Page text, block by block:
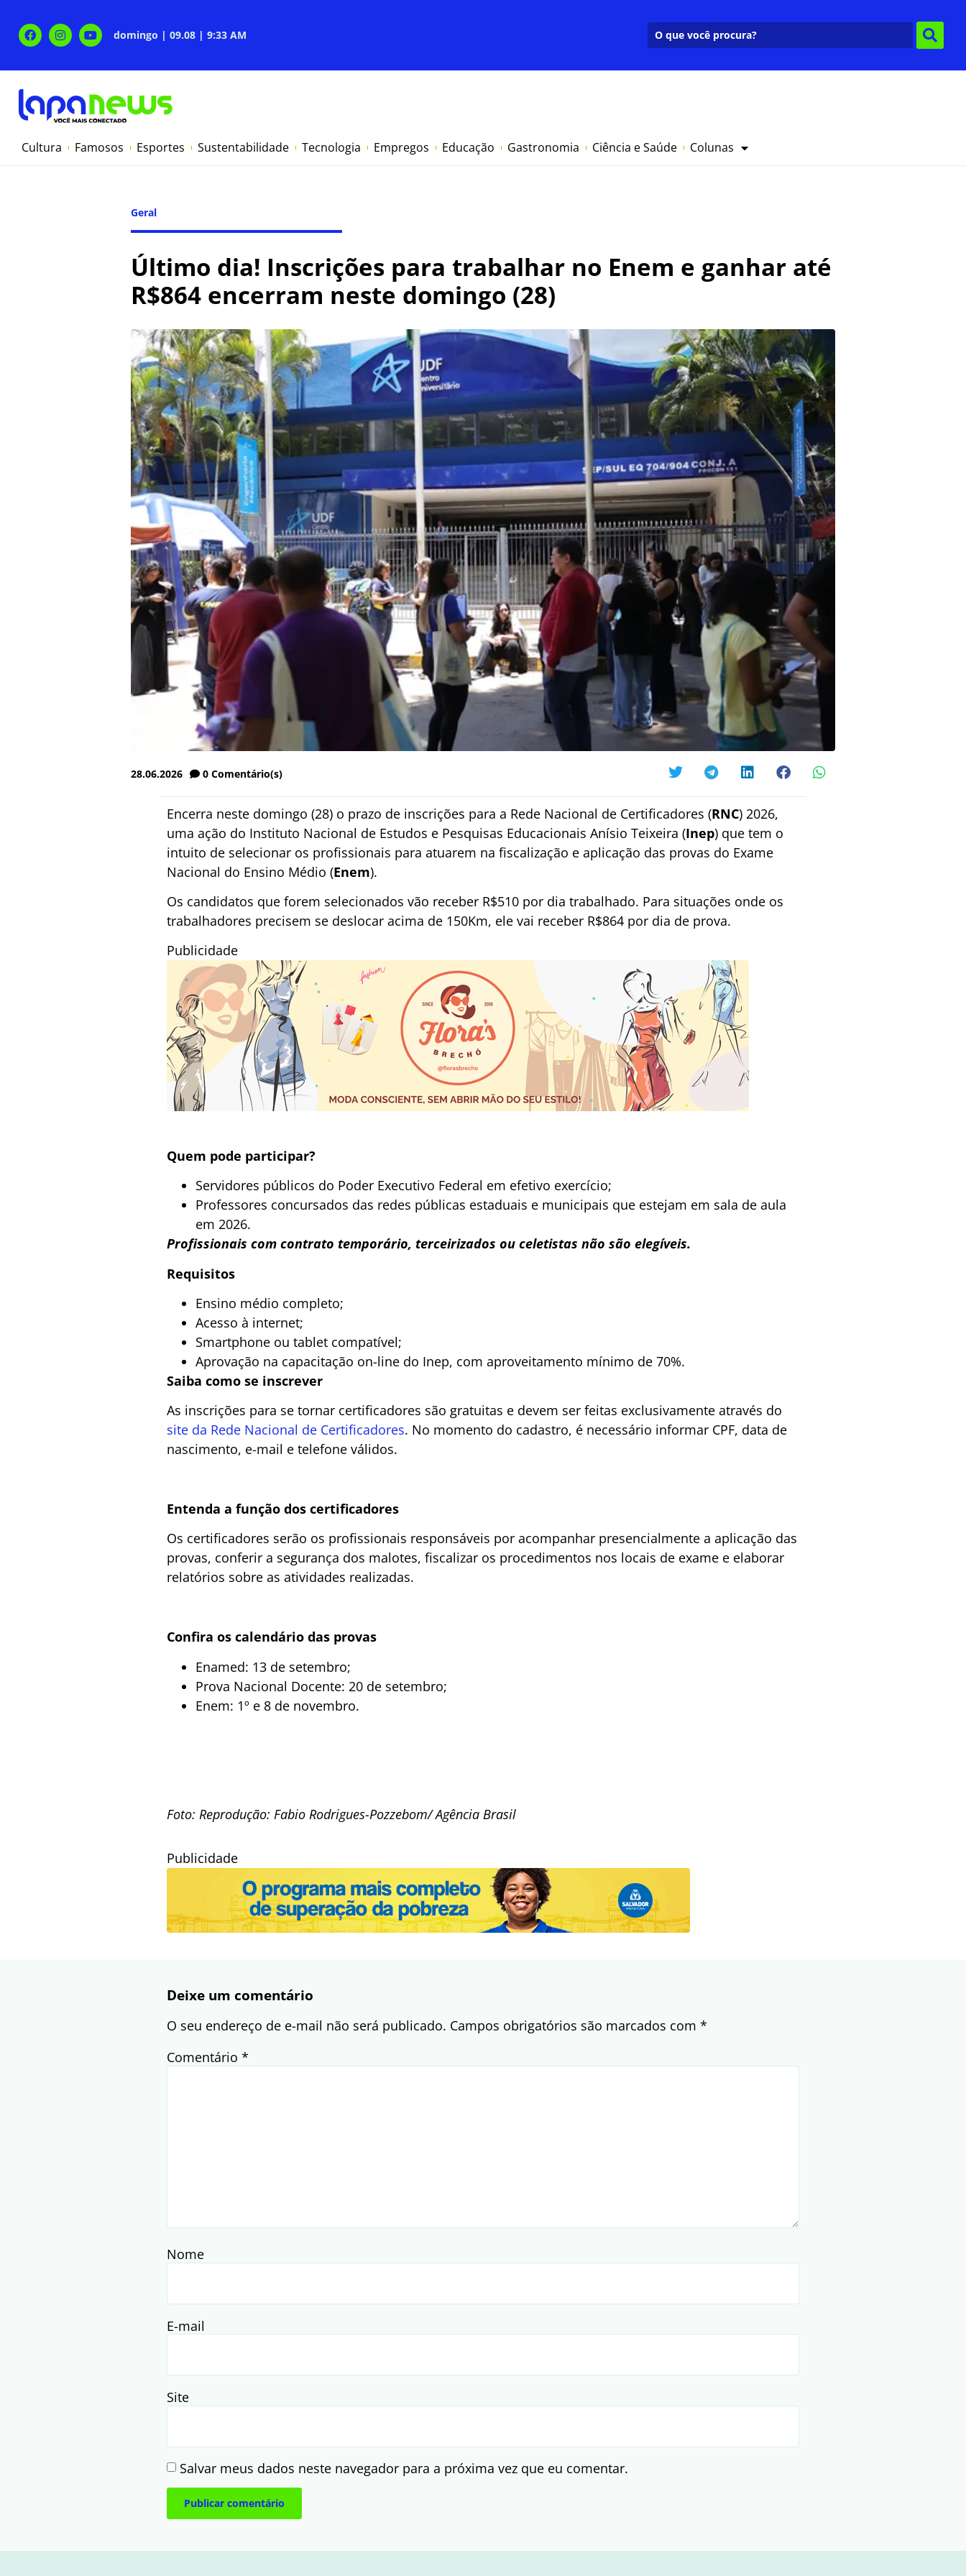
domingo | 09.08 | 9:33 AM
Cultura Famosos Esportes Sustentabilidade Tecnologia Empregos Educação Gastronomia Ciência e Saúde Colunas
Geral
Último dia! Inscrições para trabalhar no Enem e ganhar até
R$864 encerram neste domingo (28)
28.06.2026 0 Comentário(s)
Encerra neste domingo (28) o prazo de inscrições para a Rede Nacional de Certificadores (RNC) 2026,
uma ação do Instituto Nacional de Estudos e Pesquisas Educacionais Anísio Teixeira (Inep) que tem o
intuito de selecionar os profissionais para atuarem na fiscalização e aplicação das provas do Exame
Nacional do Ensino Médio (Enem).
Os candidatos que forem selecionados vão receber R$510 por dia trabalhado. Para situações onde os
trabalhadores precisem se deslocar acima de 150Km, ele vai receber R$864 por dia de prova.
Publicidade
Quem pode participar?
Servidores públicos do Poder Executivo Federal em efetivo exercício;
Professores concursados das redes públicas estaduais e municipais que estejam em sala de aula
em 2026.
Profissionais com contrato temporário, terceirizados ou celetistas não são elegíveis.
Requisitos
Ensino médio completo;
Acesso à internet;
Smartphone ou tablet compatível;
Aprovação na capacitação on-line do Inep, com aproveitamento mínimo de 70%.
Saiba como se inscrever
As inscrições para se tornar certificadores são gratuitas e devem ser feitas exclusivamente através do
site da Rede Nacional de Certificadores. No momento do cadastro, é necessário informar CPF, data de
nascimento, e-mail e telefone válidos.
Entenda a função dos certificadores
Os certificadores serão os profissionais responsáveis por acompanhar presencialmente a aplicação das
provas, conferir a segurança dos malotes, fiscalizar os procedimentos nos locais de exame e elaborar
relatórios sobre as atividades realizadas.
Confira os calendário das provas
Enamed: 13 de setembro;
Prova Nacional Docente: 20 de setembro;
Enem: 1º e 8 de novembro.
Foto: Reprodução: Fabio Rodrigues-Pozzebom/ Agência Brasil
Publicidade
Deixe um comentário
O seu endereço de e-mail não será publicado. Campos obrigatórios são marcados com *
Comentário *
Nome
E-mail
Site
Salvar meus dados neste navegador para a próxima vez que eu comentar.